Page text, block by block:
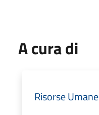
A cura di
Risorse Umane